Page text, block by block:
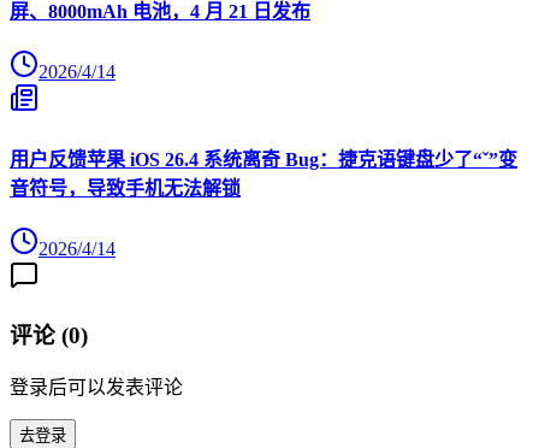
屏、8000mAh 电池，4 月 21 日发布
2026/4/14
用户反馈苹果 iOS 26.4 系统离奇 Bug：捷克语键盘少了“ˇ”变
音符号，导致手机无法解锁
2026/4/14
评论 (0)
登录后可以发表评论
去登录